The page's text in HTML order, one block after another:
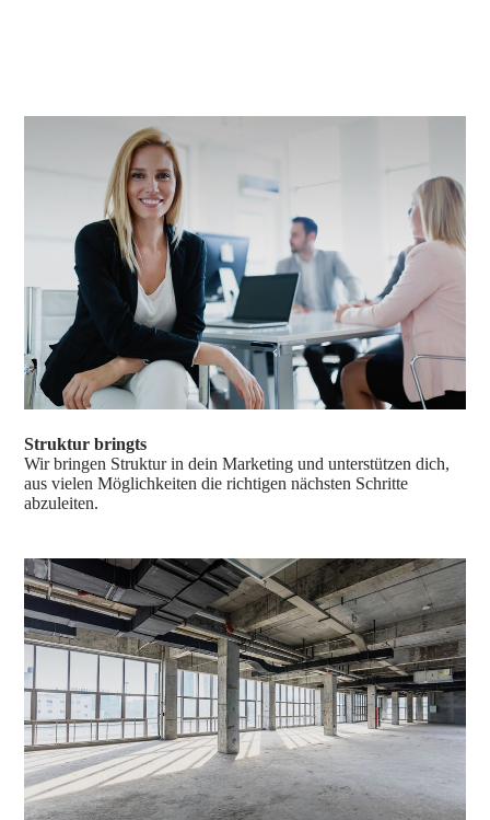
Struktur bringts
Wir bringen Struktur in dein Marketing und unterstützen dich,
aus vielen Möglichkeiten die richtigen nächsten Schritte
abzuleiten.